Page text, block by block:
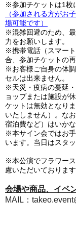
※参加チケットは1枚
（参加される方がお
場可能です）
※混雑回避のため、
力をお願いします。
※携帯電話（スマー
合、参加チケットの
※お客様ご自身の体
セルは出来ません。
※天災・疫病の蔓延
ョップまたは施設が
ケットは無効となり
いたしません）。な
宿泊費など）はいか
※本サイン会ではお
います。当日はスタ
※本公演でフラワー
慮いただいておりま
会場や商品、イベ
MAIL：